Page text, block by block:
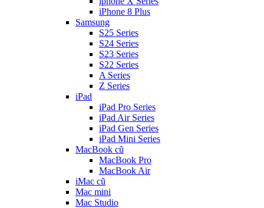
iPhone 8 Plus
Samsung
S25 Series
S24 Series
S23 Series
S22 Series
A Series
Z Series
iPad
iPad Pro Series
iPad Air Series
iPad Gen Series
iPad Mini Series
MacBook cũ
MacBook Pro
MacBook Air
iMac cũ
Mac mini
Mac Studio